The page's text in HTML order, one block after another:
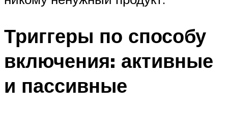
Триггеры по способу
включения: активные
и пассивные